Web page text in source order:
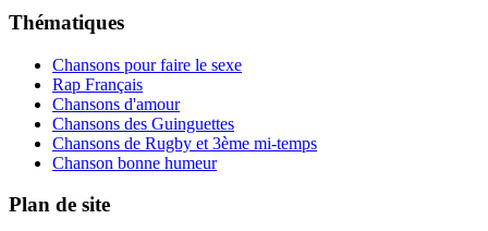
Thématiques
Chansons pour faire le sexe
Rap Français
Chansons d'amour
Chansons des Guinguettes
Chansons de Rugby et 3ème mi-temps
Chanson bonne humeur
Plan de site